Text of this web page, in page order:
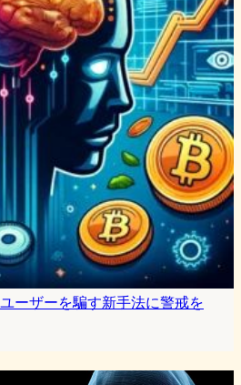
ーザーを騙す新手法に警戒を